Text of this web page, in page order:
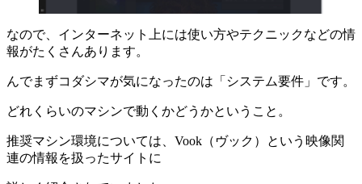
なので、インターネット上には使い方やテクニックなどの情
報がたくさんあります。
んでまずコダシマが気になったのは「システム要件」 です。
どれくらいのマシンで動くかどうかということ。
推奨マシン環境については、Vook（ヴック）という映像関
連の情報を扱ったサイトに